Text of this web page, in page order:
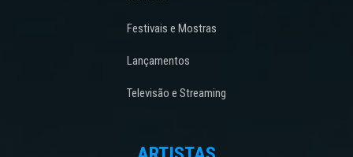
Festivais e Mostras
Lançamentos
Televisão e Streaming